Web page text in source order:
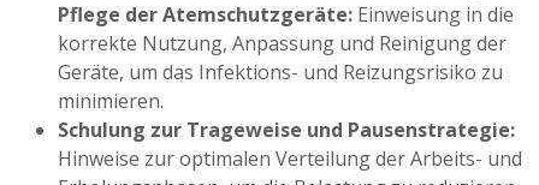
Pflege der Atemschutzgeräte: Einweisung in die
korrekte Nutzung, Anpassung und Reinigung der
Geräte, um das Infektions- und Reizungsrisiko zu
minimieren.
Schulung zur Trageweise und Pausenstrategie:
Hinweise zur optimalen Verteilung der Arbeits- und